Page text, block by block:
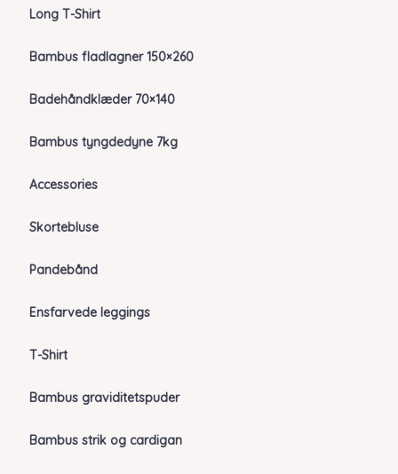
Long T-Shirt
Bambus fladlagner 150×260
Badehåndklæder 70×140
Bambus tyngdedyne 7kg
Accessories
Skortebluse
Pandebånd
Ensfarvede leggings
T-Shirt
Bambus graviditetspuder
Bambus strik og cardigan